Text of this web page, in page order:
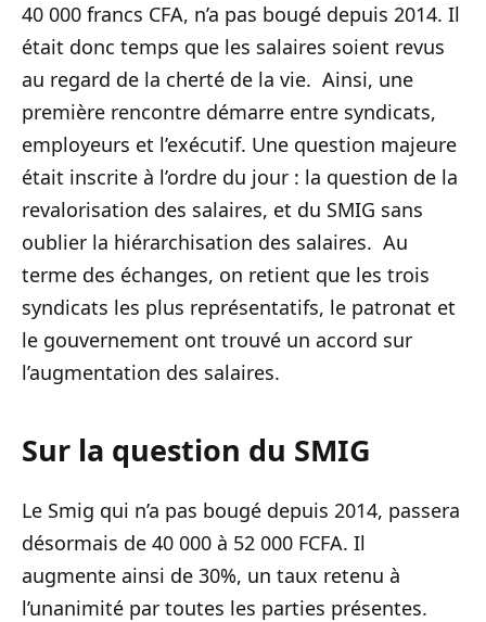
40 000 francs CFA, n’a pas bougé depuis 2014. Il
était donc temps que les salaires soient revus
au regard de la cherté de la vie. Ainsi, une
première rencontre démarre entre syndicats,
employeurs et l’exécutif. Une question majeure
était inscrite à l’ordre du jour : la question de la
revalorisation des salaires, et du SMIG sans
oublier la hiérarchisation des salaires. Au
terme des échanges, on retient que les trois
syndicats les plus représentatifs, le patronat et
le gouvernement ont trouvé un accord sur
l’augmentation des salaires.
Sur la question du SMIG
Le Smig qui n’a pas bougé depuis 2014, passera
désormais de 40 000 à 52 000 FCFA. Il
augmente ainsi de 30%, un taux retenu à
l’unanimité par toutes les parties présentes.